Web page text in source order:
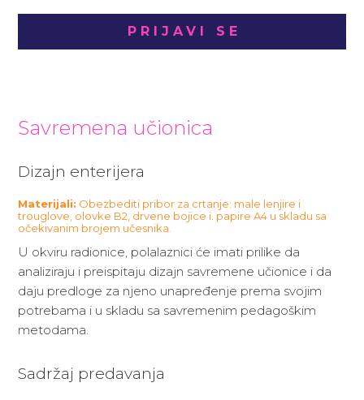
PRIJAVI SE
Savremena učionica
Dizajn enterijera
Materijali: Obezbediti pribor za crtanje: male lenjire i
trouglove, olovke B2, drvene bojice i. papire A4 u skladu sa
očekivanim brojem učesnika.
U okviru radionice, polalaznici će imati prilike da
analiziraju i preispitaju dizajn savremene učionice i da
daju predloge za njeno unapređenje prema svojim
potrebama i u skladu sa savremenim pedagoškim
metodama.
Sadržaj predavanja